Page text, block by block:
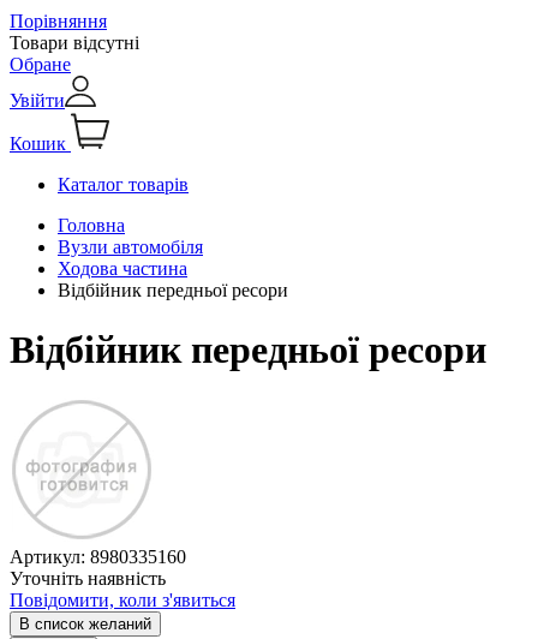
Порівняння
Товари відсутні
Обране
Увійти
Кошик
Каталог товарів
Головна
Вузли автомобіля
Ходова частина
Відбійник передньої ресори
Відбійник передньої ресори
Артикул: 8980335160
Уточніть наявність
Повідомити, коли з'явиться
В список желаний